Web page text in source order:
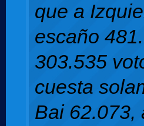
que a
escaño
303.535
cuesta
Bai 62.073,